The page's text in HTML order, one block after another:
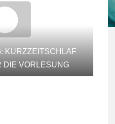
KURZZEITSCHLAF
DIE VORLESUNG